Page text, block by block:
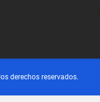
derechos reservados.